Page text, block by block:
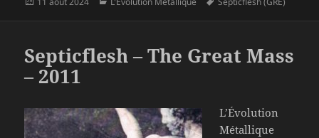
Septicflesh – The Great Mass
– 2011
L’Évolution
Métallique